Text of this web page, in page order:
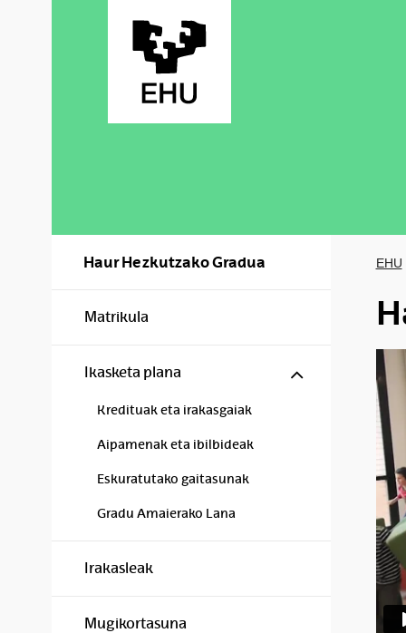
Haur Hezkutzako Gradua
Matrikula
Ikasketa plana Show/hide
Kredituak eta irakasgaiak
Aipamenak eta ibilbideak
Eskuratutako gaitasunak
Gradu Amaierako Lana
Irakasleak
Mugikortasuna
EHU